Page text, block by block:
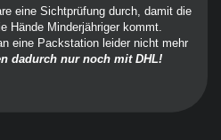
eine Sichtprüfung durch, damit die
Hände Minderjähriger kommt.
eine Packstation leider nicht mehr
dadurch nur noch mit DHL!